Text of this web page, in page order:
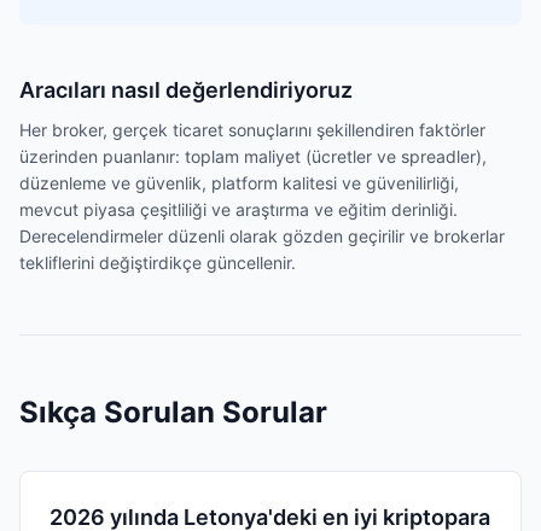
Aracıları nasıl değerlendiriyoruz
Her broker, gerçek ticaret sonuçlarını şekillendiren faktörler
üzerinden puanlanır: toplam maliyet (ücretler ve spreadler),
düzenleme ve güvenlik, platform kalitesi ve güvenilirliği,
mevcut piyasa çeşitliliği ve araştırma ve eğitim derinliği.
Derecelendirmeler düzenli olarak gözden geçirilir ve brokerlar
tekliflerini değiştirdikçe güncellenir.
Sıkça Sorulan Sorular
2026 yılında Letonya'deki en iyi kriptopara